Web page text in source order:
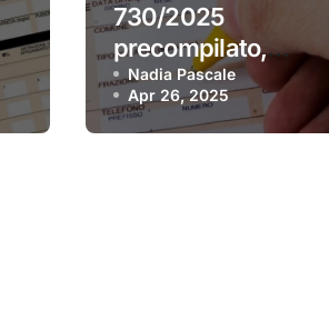
730/2025
precompilato,
novità 2025 e
modello disponibile
dal 30 aprile
Nadia Pascale
Apr 26, 2025